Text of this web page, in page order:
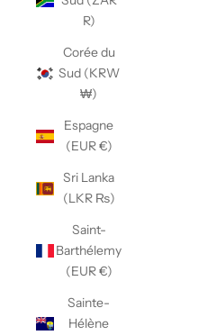
R)
Corée du
Sud (KRW
₩)
Espagne
(EUR €)
Sri Lanka
(LKR ₨)
Saint-
Barthélemy
(EUR €)
Sainte-
Hélène